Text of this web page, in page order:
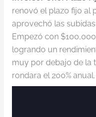
renovó el plazo fijo al
aprovechó las
Empezó con
logrando un
muy por debajo de la
rondara el 200% anual.